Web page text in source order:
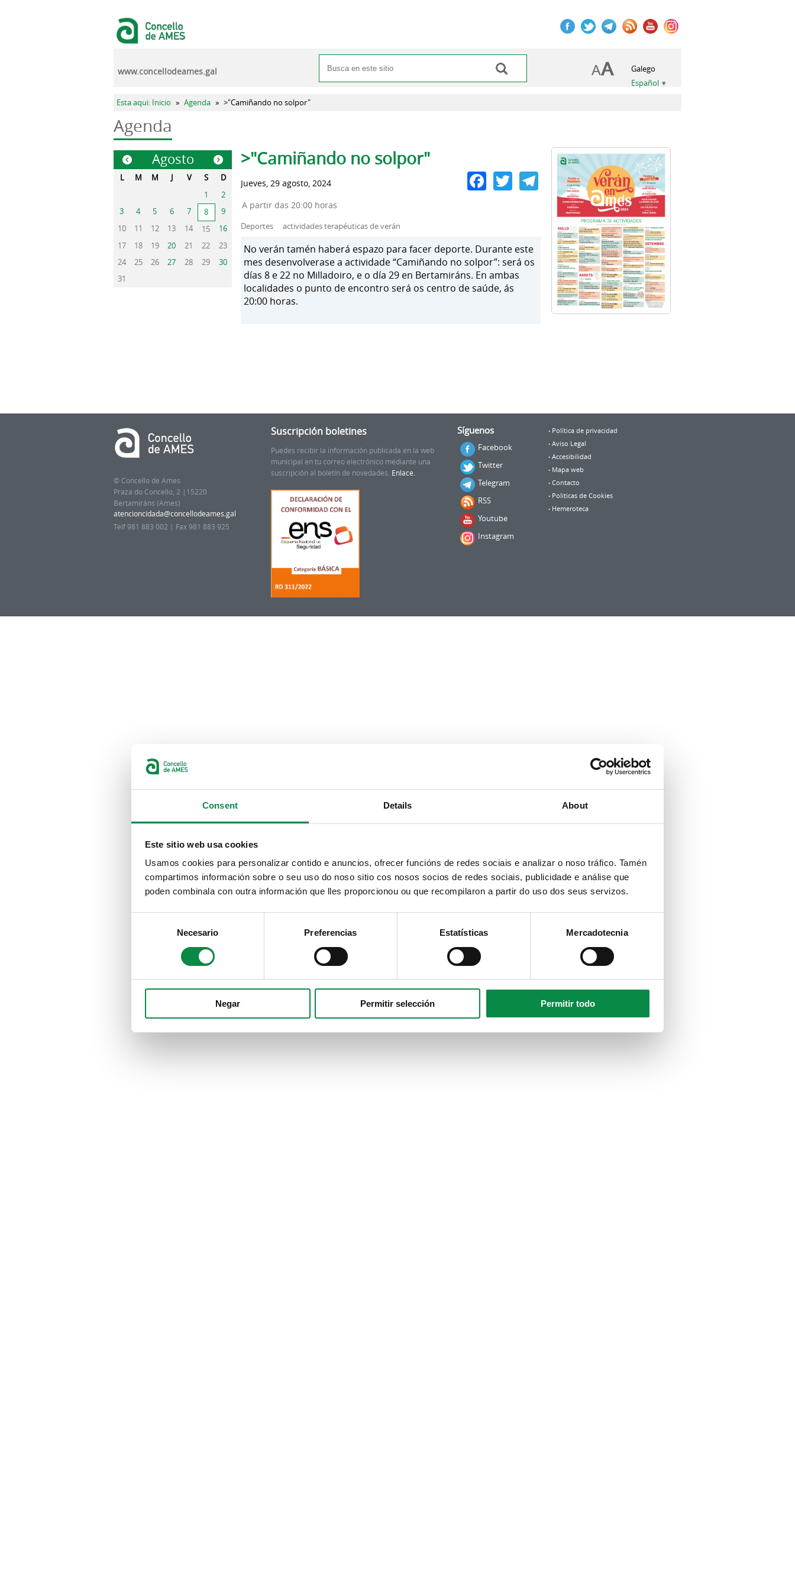
Consent Details About
Este sitio web usa cookies
Usamos cookies para personalizar contido e anuncios, ofrecer funcións de redes sociais e analizar o noso tráfico. Tamén
compartimos información sobre o seu uso do noso sitio cos nosos socios de redes sociais, publicidade e análise que
poden combinala con outra información que lles proporcionou ou que recompilaron a partir do uso dos seus servizos.
Necesario Preferencias Estatísticas Mercadotecnia
Negar Permitir selección Permitir todo
Formulario de búsqueda
Buscar
Galego
Español
www.concellodeames.gal
Se encuentra usted aquí
Esta aqui: Inicio » Agenda » >"Camiñando no solpor"
Agenda
Agosto
« »
L M M J V S
D
1
2
3
4 5 6 7 8
9
10
11 12 13 14 15
16
17
18 19 20 21 22
23
24
25 26 27 28 29
30
31
Solapas principales
>"Camiñando no solpor"
Facebook
TwitterTelegram
Jueves, 29 agosto, 2024
A partir das 20:00 horas
Deportes actividades terapéuticas de verán
No verán tamén haberá espazo para facer deporte. Durante este
mes desenvolverase a actividade “Camiñando no solpor”: será os
días 8 e 22 no Milladoiro, e o día 29 en Bertamiráns. En ambas
localidades o punto de encontro será os centro de saúde, ás
20:00 horas.
© Concello de Ames
Praza do Concello, 2 |15220
Bertamiráns (Ames)
Telf 981 883 002 | Fax 981 883 925
Suscripción boletines
Puedes recibir la información publicada en la web
municipal en tu correo electrónico mediante una
suscripción al boletín de novedades. Enlace.
Síguenos
Facebook
Twitter
Telegram
RSS
Youtube
Instagram
Política de privacidad
Aviso Legal
Accesibilidad
Mapa web
Contacto
Politicas de Cookies
Hemeroteca